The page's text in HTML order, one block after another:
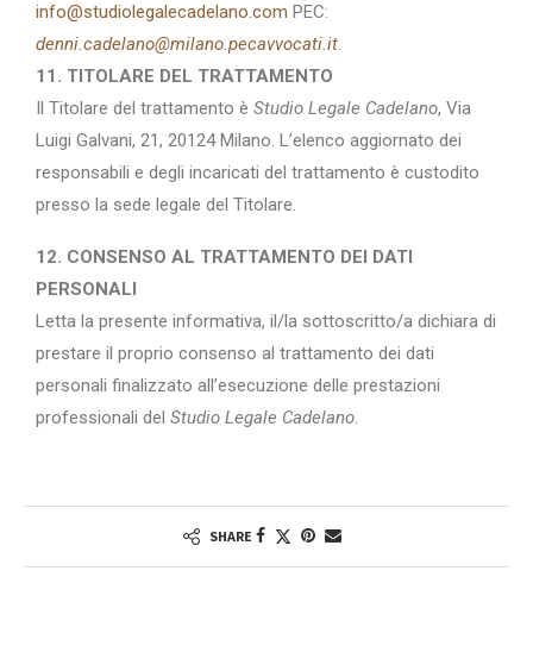
info@studiolegalecadelano.com PEC:
denni.cadelano@milano.pecavvocati.it.
11. TITOLARE DEL TRATTAMENTO
Il Titolare del trattamento è Studio Legale Cadelano, Via
Luigi Galvani, 21, 20124 Milano. L’elenco aggiornato dei
responsabili e degli incaricati del trattamento è custodito
presso la sede legale del Titolare.
12. CONSENSO AL TRATTAMENTO DEI DATI
PERSONALI
Letta la presente informativa, il/la sottoscritto/a dichiara di
prestare il proprio consenso al trattamento dei dati
personali finalizzato all’esecuzione delle prestazioni
professionali del Studio Legale Cadelano.
SHARE